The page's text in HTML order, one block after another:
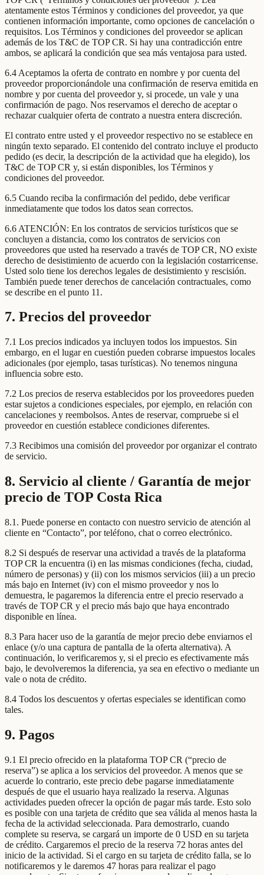
atentamente estos Términos y condiciones del proveedor, ya que
contienen información importante, como opciones de cancelación o
requisitos. Los Términos y condiciones del proveedor se aplican
además de los T&C de TOP CR. Si hay una contradicción entre
ambos, se aplicará la condición que sea más ventajosa para usted.
6.4 Aceptamos la oferta de contrato en nombre y por cuenta del
proveedor proporcionándole una confirmación de reserva emitida en
nombre y por cuenta del proveedor y, si procede, un vale y una
confirmación de pago. Nos reservamos el derecho de aceptar o
rechazar cualquier oferta de contrato a nuestra entera discreción.
El contrato entre usted y el proveedor respectivo no se establece en
ningún texto separado. El contenido del contrato incluye el producto
pedido (es decir, la descripción de la actividad que ha elegido), los
T&C de TOP CR y, si están disponibles, los Términos y
condiciones del proveedor.
6.5 Cuando reciba la confirmación del pedido, debe verificar
inmediatamente que todos los datos sean correctos.
6.6 ATENCIÓN: En los contratos de servicios turísticos que se
concluyen a distancia, como los contratos de servicios con
proveedores que usted ha reservado a través de TOP CR, NO existe
derecho de desistimiento de acuerdo con la legislación costarricense.
Usted solo tiene los derechos legales de desistimiento y rescisión.
También puede tener derechos de cancelación contractuales, como
se describe en el punto 11.
7. Precios del proveedor
7.1 Los precios indicados ya incluyen todos los impuestos. Sin
embargo, en el lugar en cuestión pueden cobrarse impuestos locales
adicionales (por ejemplo, tasas turísticas). No tenemos ninguna
influencia sobre esto.
7.2 Los precios de reserva establecidos por los proveedores pueden
estar sujetos a condiciones especiales, por ejemplo, en relación con
cancelaciones y reembolsos. Antes de reservar, compruebe si el
proveedor en cuestión establece condiciones diferentes.
7.3 Recibimos una comisión del proveedor por organizar el contrato
de servicio.
8. Servicio al cliente / Garantía de mejor
precio de TOP Costa Rica
8.1. Puede ponerse en contacto con nuestro servicio de atención al
cliente en “Contacto”, por teléfono, chat o correo electrónico.
8.2 Si después de reservar una actividad a través de la plataforma
TOP CR la encuentra (i) en las mismas condiciones (fecha, ciudad,
número de personas) y (ii) con los mismos servicios (iii) a un precio
más bajo en Internet (iv) con el mismo proveedor y nos lo
demuestra, le pagaremos la diferencia entre el precio reservado a
través de TOP CR y el precio más bajo que haya encontrado
disponible en línea.
8.3 Para hacer uso de la garantía de mejor precio debe enviarnos el
enlace (y/o una captura de pantalla de la oferta alternativa). A
continuación, lo verificaremos y, si el precio es efectivamente más
bajo, le devolveremos la diferencia, ya sea en efectivo o mediante un
vale o nota de crédito.
8.4 Todos los descuentos y ofertas especiales se identifican como
tales.
9. Pagos
9.1 El precio ofrecido en la plataforma TOP CR (“precio de
reserva”) se aplica a los servicios del proveedor. A menos que se
acuerde lo contrario, este precio debe pagarse inmediatamente
después de que el usuario haya realizado la reserva. Algunas
actividades pueden ofrecer la opción de pagar más tarde. Esto solo
es posible con una tarjeta de crédito que sea válida al menos hasta la
fecha de la actividad seleccionada. Para demostrarlo, cuando
complete su reserva, se cargará un importe de 0 USD en su tarjeta
de crédito. Cargaremos el precio de la reserva 72 horas antes del
inicio de la actividad. Si el cargo en su tarjeta de crédito falla, se lo
notificaremos y le daremos 47 horas para realizar el pago